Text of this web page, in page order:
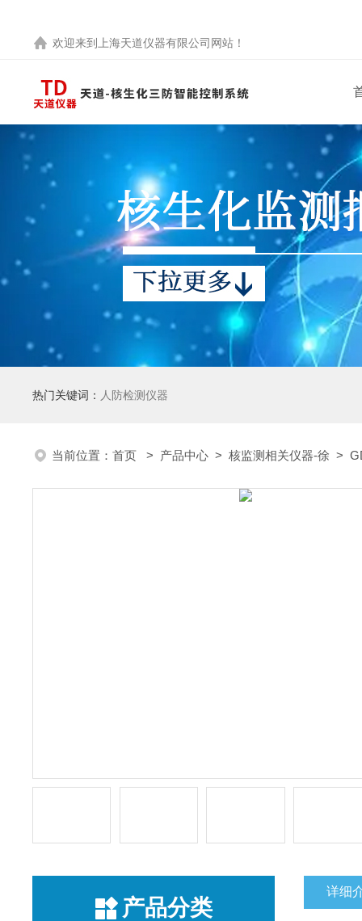
欢迎来到 上海天道仪器有限公司 网站！
热门关键词： 人防检测仪器
当前位置： 首页 > 产品中心 > 核监测相关仪器-徐 >
产品分类
详细